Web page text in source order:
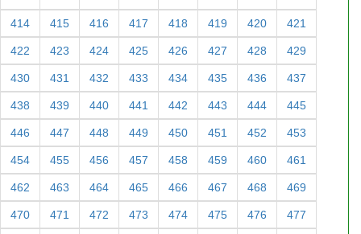
414 415 416 417 418 419 420 421
422 423 424 425 426 427 428 429
430 431 432 433 434 435 436 437
438 439 440 441 442 443 444 445
446 447 448 449 450 451 452 453
454 455 456 457 458 459 460 461
462 463 464 465 466 467 468 469
470 471 472 473 474 475 476 477